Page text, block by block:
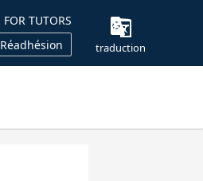
FOR TUTORS
Réadhésion traduction